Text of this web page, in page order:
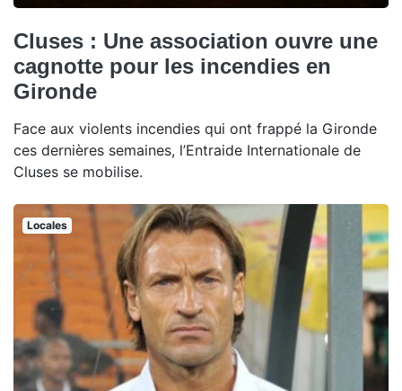
Cluses : Une association ouvre une
cagnotte pour les incendies en
Gironde
Face aux violents incendies qui ont frappé la Gironde
ces dernières semaines, l’Entraide Internationale de
Cluses se mobilise.
Locales